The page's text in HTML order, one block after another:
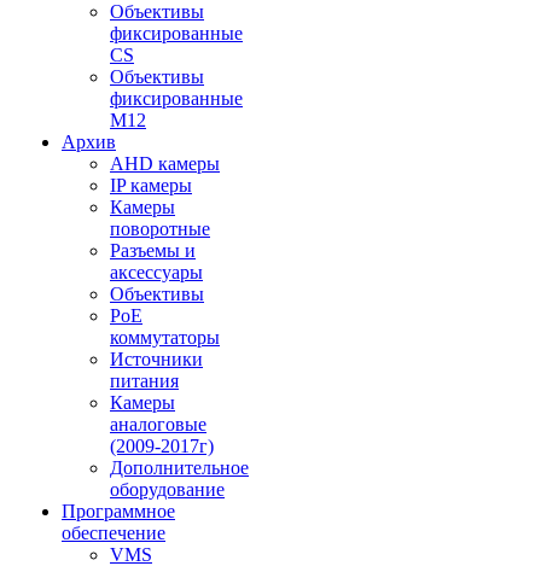
Объективы
фиксированные
CS
Объективы
фиксированные
М12
Архив
AHD камеры
IP камеры
Камеры
поворотные
Разъемы и
аксессуары
Объективы
PoE
коммутаторы
Источники
питания
Камеры
аналоговые
(2009-2017г)
Дополнительное
оборудование
Программное
обеспечение
VMS